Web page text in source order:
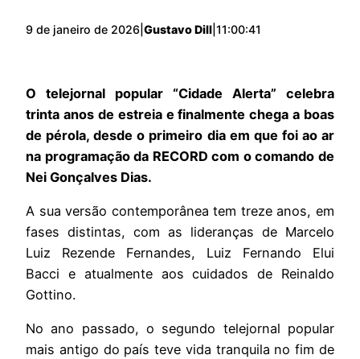
9 de janeiro de 2026 Gustavo Dill 11:00:41
O telejornal popular “Cidade Alerta” celebra
trinta anos de estreia e finalmente chega a boas
de pérola, desde o primeiro dia em que foi ao ar
na programação da RECORD com o comando de
Nei Gonçalves Dias.
A sua versão contemporânea tem treze anos, em
fases distintas, com as lideranças de Marcelo
Luiz Rezende Fernandes, Luiz Fernando Elui
Bacci e atualmente aos cuidados de Reinaldo
Gottino.
No ano passado, o segundo telejornal popular
mais antigo do país teve vida tranquila no fim de